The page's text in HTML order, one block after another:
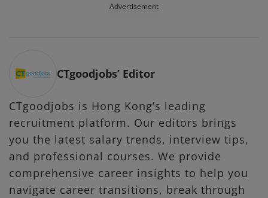
Advertisement
CTgoodjobs’ Editor
CTgoodjobs is Hong Kong’s leading
recruitment platform. Our editors brings
you the latest salary trends, interview tips,
and professional courses. We provide
comprehensive career insights to help you
navigate career transitions, break through